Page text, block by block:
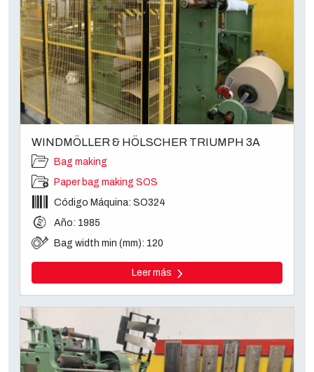
WINDMÖLLER & HÖLSCHER TRIUMPH 3A
Bag making
Paper bag making SOS
Código Máquina: SO324
Año: 1985
Bag width min (mm): 120
Leer más